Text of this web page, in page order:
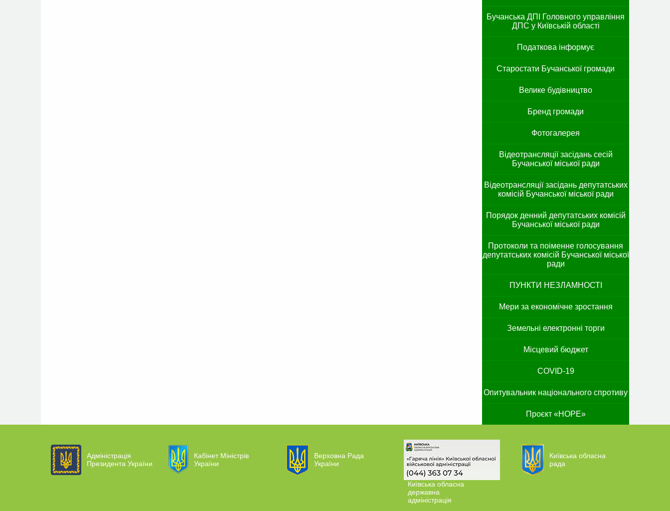
Бучанська ДПІ Головного управління
ДПС у Київській області
Податкова інформує
Старостати Бучанської громади
Велике будівництво
Бренд громади
Фотогалерея
Відеотрансляції засідань сесій
Бучанської міської ради
Відеотрансляції засідань депутатських
комісій Бучанської міської ради
Порядок денний депутатських комісій
Бучанської міської ради
Протоколи та поіменне голосування
депутатських комісій Бучанської міської
ради
ПУНКТИ НЕЗЛАМНОСТІ
Мери за економічне зростання
Земельні електронні торги
Місцевий бюджет
COVID-19
Опитувальник національного спротиву
Проєкт «HOPE»
Адміністрація
Президента України
Кабінет Міністрів
України
Верховна Рада
України
Київська обласна
державна
адміністрація
Київська обласна
рада